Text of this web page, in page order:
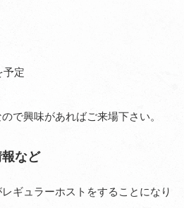
予定
で興味があればご来場下さい。
など
ギュラーホストをすることになり